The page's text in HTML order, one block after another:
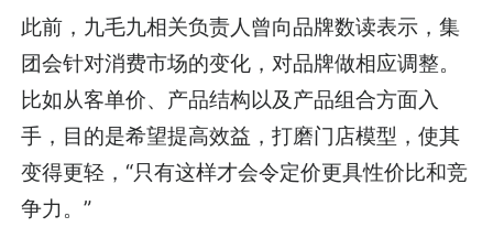
此前，九毛九相关负责人曾向品牌数读表示，集
团会针对消费市场的变化，对品牌做相应调整。
比如从客单价、产品结构以及产品组合方面入
手，目的是希望提高效益，打磨门店模型，使其
变得更轻，“只有这样才会令定价更具性价比和竞
争力。”